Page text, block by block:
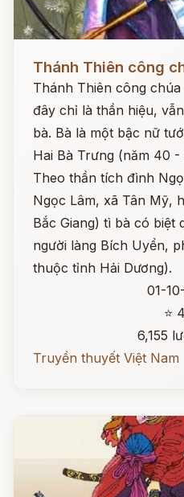
Thánh Thiên công
Thánh Thiên công
đây chỉ là thần hiệu,
bà. Bà là một bậc nữ
Hai Bà Trưng (năm 40
Theo thần tích đình
Ngọc Lâm, xã Tân Mỹ,
Bắc Giang) tì bà có biệt
người làng Bích Uyển,
thuộc tỉnh Hải Dương).
01-
⭐
6,155
Truyền thuyết Việt Nam